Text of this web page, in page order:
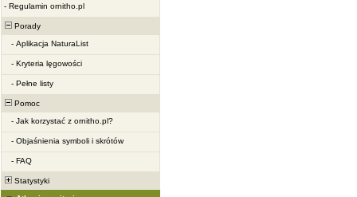
- Regulamin ornitho.pl
Porady
- Aplikacja NaturaList
- Kryteria lęgowości
- Pełne listy
Pomoc
- Jak korzystać z ornitho.pl?
- Objaśnienia symboli i skrótów
- FAQ
Statystyki